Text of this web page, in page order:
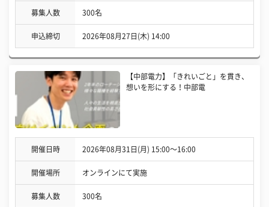
募集人数 300名
申込締切 2026年08月27日(木) 14:00
【中部電力】「きれいごと」を貫き、
想いを形にする！中部電
開催日時 2026年08月31日(月) 15:00〜16:00
開催場所 オンラインにて実施
募集人数 300名